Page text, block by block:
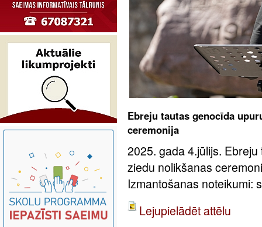
Ebreju tautas genocīda
ceremonija
2025. gada 4.jūlijs.
ziedu nolikšanas
Izmantošanas noteikumi:
Lejupielādēt attēlu